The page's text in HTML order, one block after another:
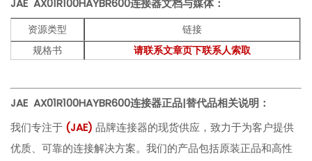
JAE AX01R100HAYBR600连接器文档与媒体：
资源类型
链接
规格书
请联系文章页下联系人索取
JAE AX01R100HAYBR600连接器正品|替代品相关说明：
我们专注于 (JAE)品牌连接器的现货供应，致力于为客户提供
优质、可靠的连接解决方案。我们的产品包括原装正品和高性